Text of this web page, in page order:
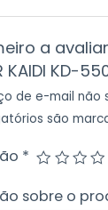
a avaliar
KAIDI KD-
de e-mail não
são
*
sobre o